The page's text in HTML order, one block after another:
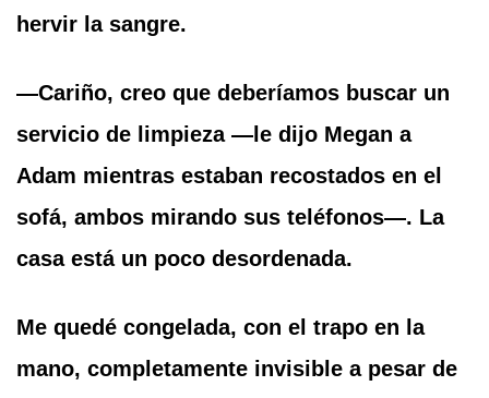
hervir la sangre.
—Cariño, creo que deberíamos buscar un
servicio de limpieza —le dijo Megan a
Adam mientras estaban recostados en el
sofá, ambos mirando sus teléfonos—. La
casa está un poco desordenada.
Me quedé congelada, con el trapo en la
mano, completamente invisible a pesar de